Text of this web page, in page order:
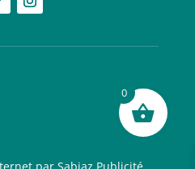
par Sabiaz Publicité
0